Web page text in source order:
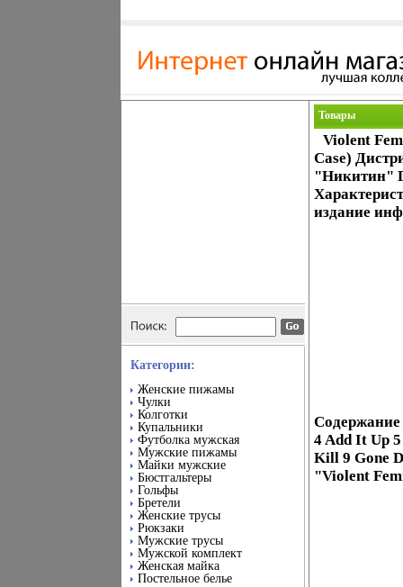
Категории:
Женские пижамы
Чулки
Колготки
Купальники
Футболка мужская
Мужские пижамы
Майки мужские
Бюстгальтеры
Гольфы
Бретели
Женские трусы
Рюкзаки
Мужские трусы
Мужской комплект
Женская майка
Постельное белье
Товары
Violent
Case)
"Никитин"
издание
Содержание
4 Add It Up
Kill 9 Gone
"Violent